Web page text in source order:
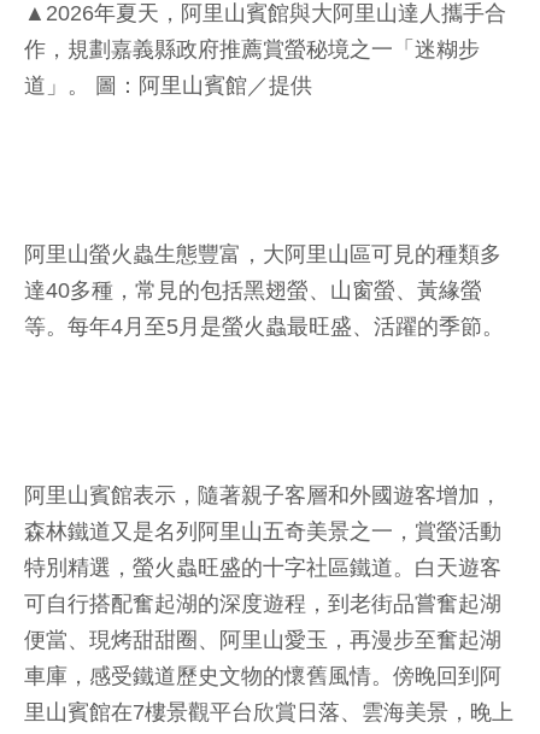
▲2026年夏天，阿里山賓館與大阿里山達人攜手合
作，規劃嘉義縣政府推薦賞螢秘境之一「迷糊步
道」。 圖：阿里山賓館／提供
阿里山螢火蟲生態豐富，大阿里山區可見的種類多
達40多種，常見的包括黑翅螢、山窗螢、黃緣螢
等。每年4月至5月是螢火蟲最旺盛、活躍的季節。
阿里山賓館表示，隨著親子客層和外國遊客增加，
森林鐵道又是名列阿里山五奇美景之一，賞螢活動
特別精選，螢火蟲旺盛的十字社區鐵道。白天遊客
可自行搭配奮起湖的深度遊程，到老街品嘗奮起湖
便當、現烤甜甜圈、阿里山愛玉，再漫步至奮起湖
車庫，感受鐵道歷史文物的懷舊風情。傍晚回到阿
里山賓館在7樓景觀平台欣賞日落、雲海美景，晚上